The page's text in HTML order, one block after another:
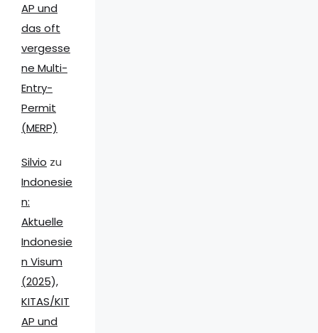
AP und
das oft
vergesse
ne Multi-
Entry-
Permit
(MERP)
Silvio zu
Indonesie
n:
Aktuelle
Indonesie
n Visum
(2025),
KITAS/KIT
AP und